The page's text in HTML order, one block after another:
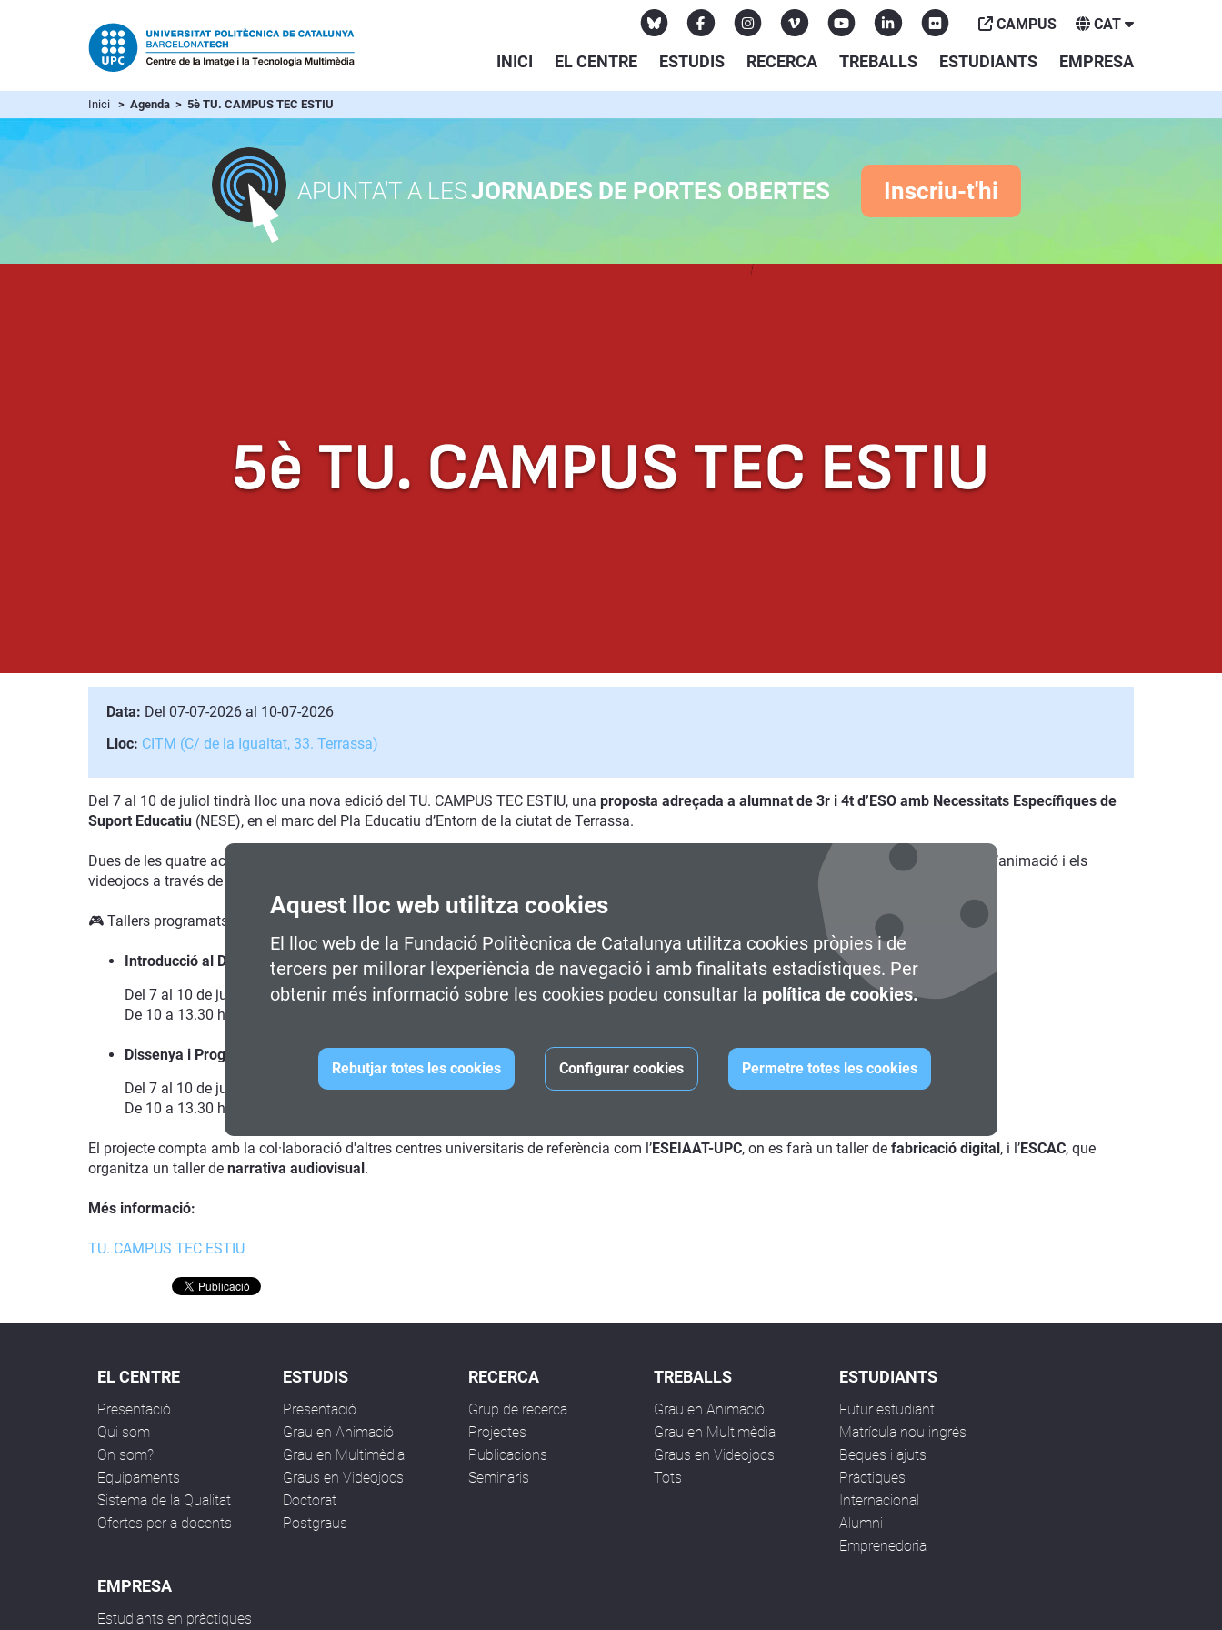
Aquest lloc web utilitza cookies
El lloc web de la Fundació Politècnica de Catalunya utilitza cookies pròpies i de
tercers per millorar l'experiència de navegació i amb finalitats estadístiques. Per
obtenir més informació sobre les cookies podeu consultar la política de cookies.
Rebutjar totes les cookies Configurar cookies Permetre totes les cookies
INICI EL CENTRE ESTUDIS RECERCA TREBALLS ESTUDIANTS EMPRESA
CAMPUS CAT
Inici > Agenda > 5è TU. CAMPUS TEC ESTIU
APUNTA'T A LESJORNADES DE PORTES OBERTES Inscriu-t'hi
5è TU. CAMPUS TEC ESTIU
Data: Del 07-07-2026 al 10-07-2026
Lloc: CITM (C/ de la Igualtat, 33. Terrassa)
Del 7 al 10 de juliol tindrà lloc una nova edició del TU. CAMPUS TEC ESTIU, una proposta adreçada a alumnat de 3r i 4t d’ESO amb Necessitats Específiques de
Suport Educatiu (NESE), en el marc del Pla Educatiu d’Entorn de la ciutat de Terrassa.
Dues de les quatre activitats previstes, es desenvoluparan al CITM-UPC i permetran els participants apropar-se al món de la creativitat digital, l’animació i els
videojocs a través de tallers pràctics i dinàmics.
🎮 Tallers programats:
Introducció al Disseny de Personatges per a Animació i Videojocs (14 h)
Del 7 al 10 de juliol
De 10 a 13.30 h
Dissenya i Programa els teus Videojocs en 2D i 3D
Del 7 al 10 de juliol
De 10 a 13.30 h
El projecte compta amb la col·laboració d'altres centres universitaris de referència com l’ESEIAAT-UPC, on es farà un taller de fabricació digital, i l’ESCAC, que
organitza un taller de narrativa audiovisual.
Més informació:
TU. CAMPUS TEC ESTIU
EL CENTRE
Presentació
Qui som
On som?
Equipaments
Sistema de la Qualitat
Ofertes per a docents
ESTUDIS
Presentació
Grau en Animació
Grau en Multimèdia
Graus en Videojocs
Doctorat
Postgraus
RECERCA
Grup de recerca
Projectes
Publicacions
Seminaris
TREBALLS
Grau en Animació
Grau en Multimèdia
Graus en Videojocs
Tots
ESTUDIANTS
Futur estudiant
Matrícula nou ingrés
Beques i ajuts
Pràctiques
Internacional
Alumni
Emprenedoria
EMPRESA
Estudiants en pràctiques